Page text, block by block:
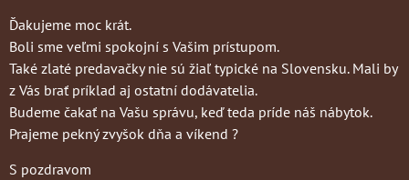
Ďakujeme moc krát.
Boli sme veľmi spokojní s Vašim prístupom.
Také zlaté predavačky nie sú žiaľ typické na Slovensku. Mali by
z Vás brať príklad aj ostatní dodávatelia.
Budeme čakať na Vašu správu, keď teda príde náš nábytok.
Prajeme pekný zvyšok dňa a víkend ?
S pozdravom